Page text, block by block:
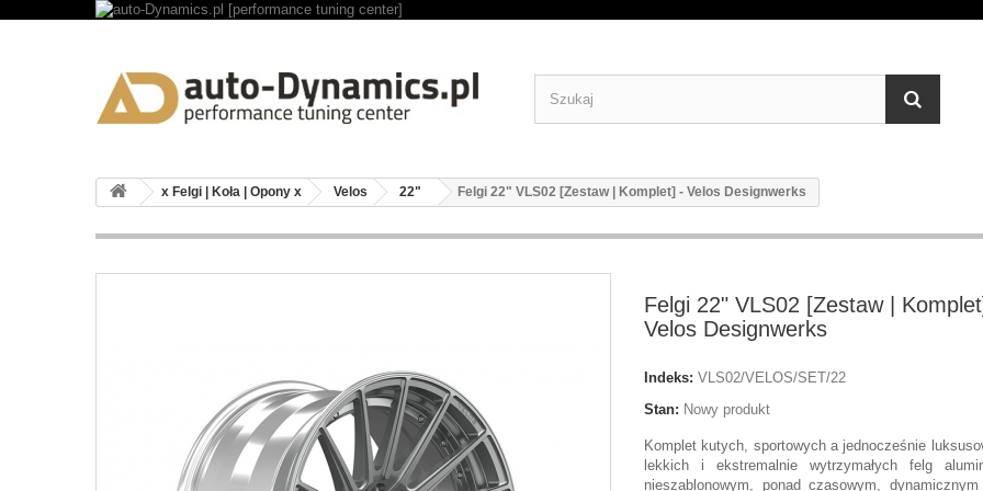
x Felgi | Koła | Opony x Velos 22" Felgi 22" VLS02 [Zestaw | Komplet] - Velos Designwerks
Felgi 22" VLS02 [Zestaw |
Velos Designwerks
Indeks: VLS02/VELOS/SET/22
Stan: Nowy produkt
Komplet kutych, sportowych a jednocześnie
lekkich i ekstremalnie wytrzymałych felg
nieszablonowym, ponad czasowym,